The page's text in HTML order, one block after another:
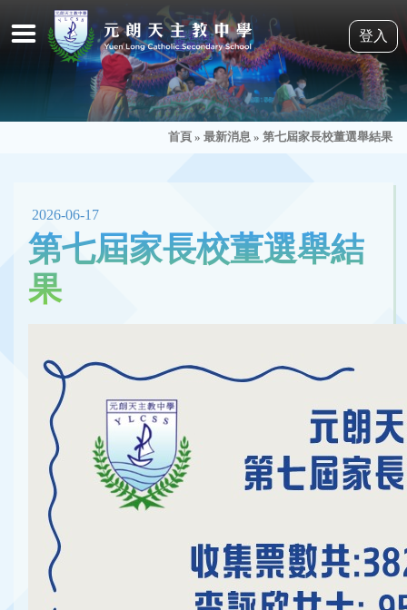
登入
首頁 » 最新消息 » 第七屆家長校董選舉結果
2026-06-17
第七屆家長校董選舉結
果